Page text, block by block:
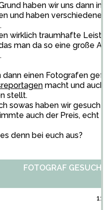
haben wir uns dann im
und haben verschiedene
wirklich traumhafte
man da so eine große
dann einen Fotografen
macht und auch
stellt.
sowas haben wir gesucht
auch der Preis, echt
denn bei euch aus?
FOTOGRAF GESUCHT